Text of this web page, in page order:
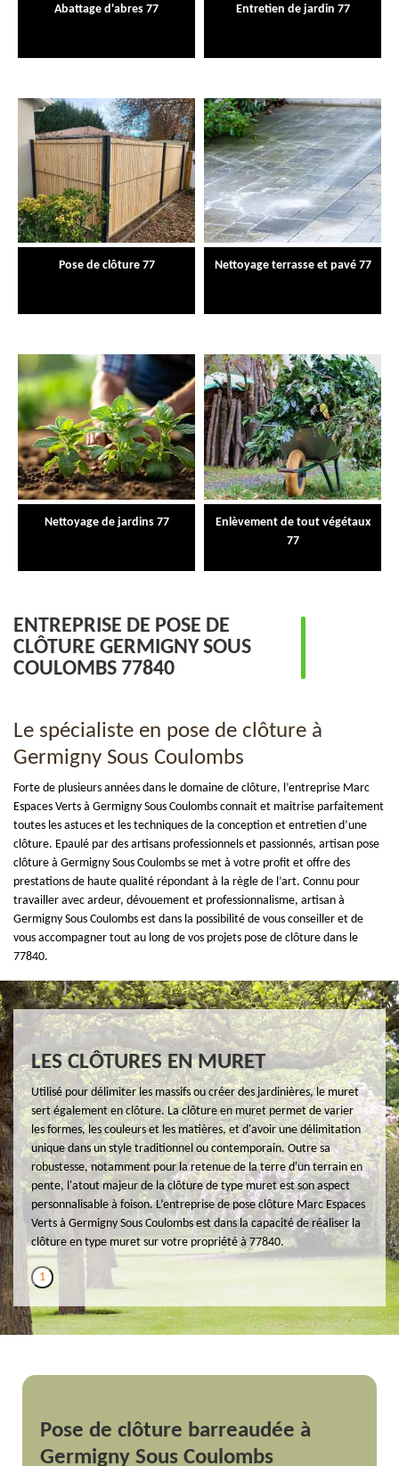
Abattage d'abres 77 Entretien de jardin 77
Pose de clôture 77 Nettoyage terrasse et pavé 77
Nettoyage de jardins 77
Enlèvement de tout végétaux
77
ENTREPRISE DE POSE DE
CLÔTURE GERMIGNY SOUS
COULOMBS 77840
Le spécialiste en pose de clôture à
Germigny Sous Coulombs
Forte de plusieurs années dans le domaine de clôture, l’entreprise Marc
Espaces Verts à Germigny Sous Coulombs connait et maitrise parfaitement
toutes les astuces et les techniques de la conception et entretien d’une
clôture. Epaulé par des artisans professionnels et passionnés, artisan pose
clôture à Germigny Sous Coulombs se met à votre profit et offre des
prestations de haute qualité répondant à la règle de l’art. Connu pour
travailler avec ardeur, dévouement et professionnalisme, artisan à
Germigny Sous Coulombs est dans la possibilité de vous conseiller et de
vous accompagner tout au long de vos projets pose de clôture dans le
77840.
LES CLÔTURES EN MURET
Utilisé pour délimiter les massifs ou créer des jardinières, le muret
sert également en clôture. La clôture en muret permet de varier
les formes, les couleurs et les matières, et d'avoir une délimitation
unique dans un style traditionnel ou contemporain. Outre sa
robustesse, notamment pour la retenue de la terre d'un terrain en
pente, l'atout majeur de la clôture de type muret est son aspect
personnalisable à foison. L’entreprise de pose clôture Marc Espaces
Verts à Germigny Sous Coulombs est dans la capacité de réaliser la
clôture en type muret sur votre propriété à 77840.
1
Pose de clôture barreaudée à
Germigny Sous Coulombs